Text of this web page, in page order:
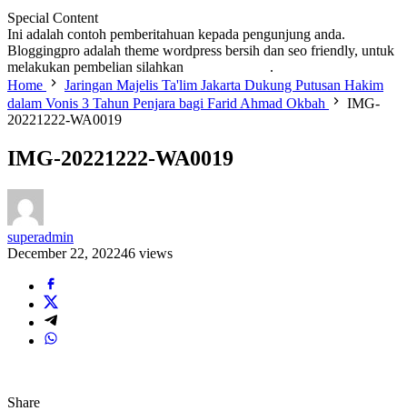
Special Content
Ini adalah contoh pemberitahuan kepada pengunjung anda.
Bloggingpro adalah theme wordpress bersih dan seo friendly, untuk
melakukan pembelian silahkan
.
Home
Jaringan Majelis Ta'lim Jakarta Dukung Putusan Hakim
dalam Vonis 3 Tahun Penjara bagi Farid Ahmad Okbah
IMG-
20221222-WA0019
IMG-20221222-WA0019
superadmin
December 22, 202246 views
Share